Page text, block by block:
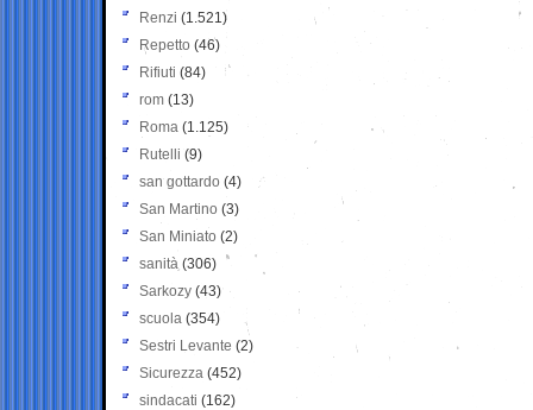
Renzi (1.521)
Repetto (46)
Rifiuti (84)
rom (13)
Roma (1.125)
Rutelli (9)
san gottardo (4)
San Martino (3)
San Miniato (2)
sanità (306)
Sarkozy (43)
scuola (354)
Sestri Levante (2)
Sicurezza (452)
sindacati (162)